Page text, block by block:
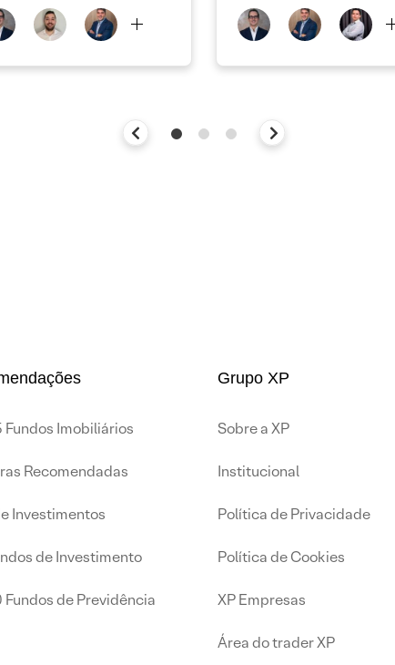
Fundos Imobiliários
Recomendadas
Investimentos
de Investimento
Fundos de Previdência
Grupo XP
Sobre a XP
Institucional
Política de Privacidade
Política de Cookies
XP Empresas
Área do trader XP